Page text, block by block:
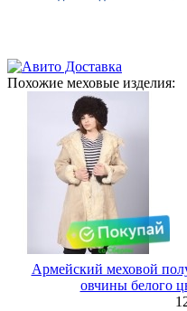
Похожие меховые изделия:
Армейский меховой
овчины белого